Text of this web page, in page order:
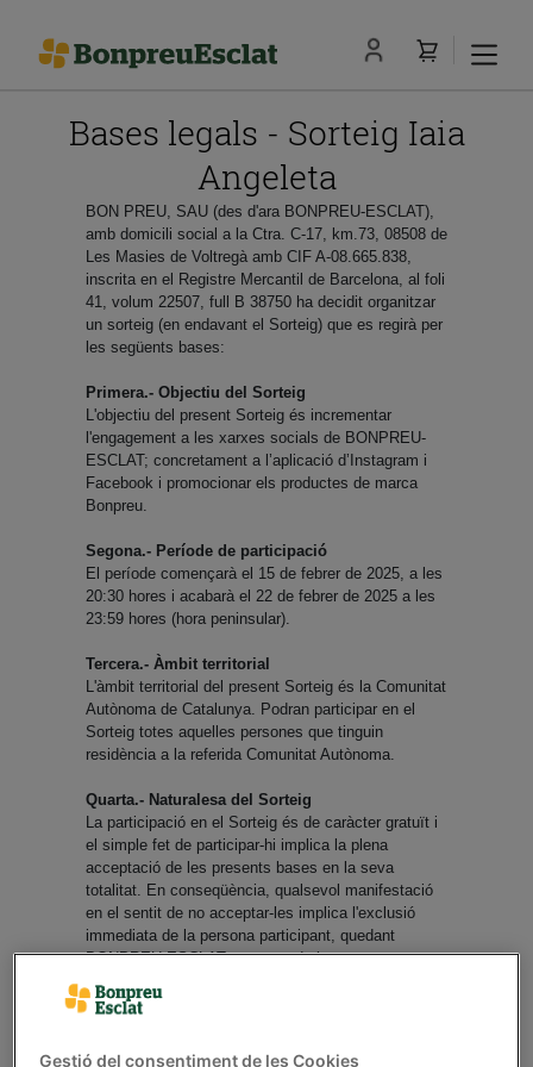
Bases legals - Sorteig Iaia
Angeleta
BON PREU, SAU (des d'ara BONPREU-ESCLAT),
amb domicili social a la Ctra. C-17, km.73, 08508 de
Les Masies de Voltregà amb CIF A-08.665.838,
inscrita en el Registre Mercantil de Barcelona, al foli
41, volum 22507, full B 38750 ha decidit organitzar
un sorteig (en endavant el Sorteig) que es regirà per
les següents bases:
Primera.- Objectiu del Sorteig
L'objectiu del present Sorteig és incrementar
l'engagement a les xarxes socials de BONPREU-
ESCLAT; concretament a l’aplicació d’Instagram i
Facebook i promocionar els productes de marca
Bonpreu.
Segona.- Període de participació
El període començarà el 15 de febrer de 2025, a les
20:30 hores i acabarà el 22 de febrer de 2025 a les
23:59 hores (hora peninsular).
Tercera.- Àmbit territorial
L'àmbit territorial del present Sorteig és la Comunitat
Autònoma de Catalunya. Podran participar en el
Sorteig totes aquelles persones que tinguin
residència a la referida Comunitat Autònoma.
Quarta.- Naturalesa del Sorteig
La participació en el Sorteig és de caràcter gratuït i
el simple fet de participar-hi implica la plena
acceptació de les presents bases en la seva
totalitat. En conseqüència, qualsevol manifestació
en el sentit de no acceptar-les implica l'exclusió
immediata de la persona participant, quedant
BONPREU-ESCLAT exonerat de les seves
obligacions cap a la persona participant.
Gestió del consentiment de les Cookies